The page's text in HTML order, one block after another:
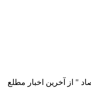
" از آخرین اخبار مطلع